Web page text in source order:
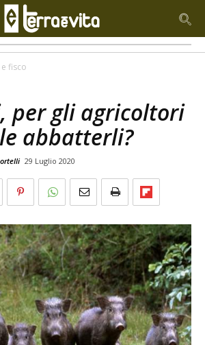
fisco
per gli agricoltori
abbatterli?
29 Luglio 2020